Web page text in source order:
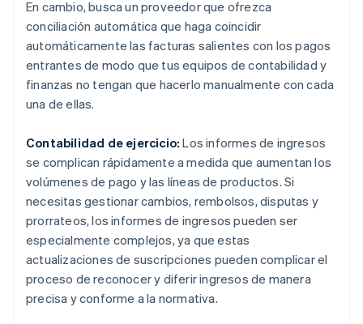
En cambio, busca un proveedor que ofrezca
conciliación automática que haga coincidir
automáticamente las facturas salientes con los pagos
entrantes de modo que tus equipos de contabilidad y
finanzas no tengan que hacerlo manualmente con cada
una de ellas.
Contabilidad de ejercicio: Los informes de ingresos
se complican rápidamente a medida que aumentan los
volúmenes de pago y las líneas de productos. Si
necesitas gestionar cambios, rembolsos, disputas y
prorrateos, los informes de ingresos pueden ser
especialmente complejos, ya que estas
actualizaciones de suscripciones pueden complicar el
proceso de reconocer y diferir ingresos de manera
precisa y conforme a la normativa.